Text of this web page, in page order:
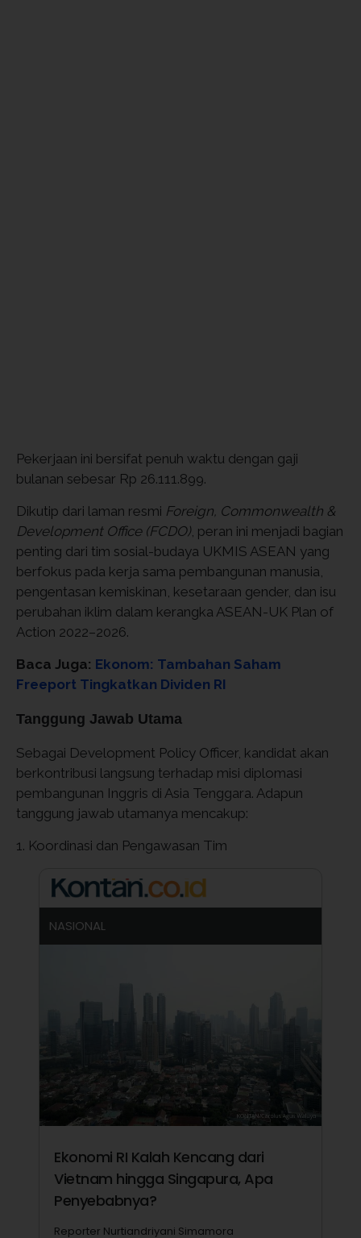
Pekerjaan ini bersifat penuh waktu dengan gaji
bulanan sebesar Rp 26.111.899.
Dikutip dari laman resmi Foreign, Commonwealth &
Development Office (FCDO), peran ini menjadi bagian
penting dari tim sosial-budaya UKMIS ASEAN yang
berfokus pada kerja sama pembangunan manusia,
pengentasan kemiskinan, kesetaraan gender, dan isu
perubahan iklim dalam kerangka ASEAN-UK Plan of
Action 2022–2026.
Baca Juga: Ekonom: Tambahan Saham
Freeport Tingkatkan Dividen RI
Tanggung Jawab Utama
Sebagai Development Policy Officer, kandidat akan
berkontribusi langsung terhadap misi diplomasi
pembangunan Inggris di Asia Tenggara. Adapun
tanggung jawab utamanya mencakup:
1. Koordinasi dan Pengawasan Tim
NASIONAL
Ekonomi RI Kalah Kencang dari
Vietnam hingga Singapura, Apa
Penyebabnya?
Reporter Nurtiandriyani Simamora